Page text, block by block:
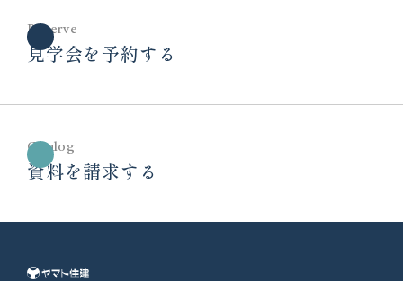
Reserve
見学会を予約する
Catalog
資料を請求する